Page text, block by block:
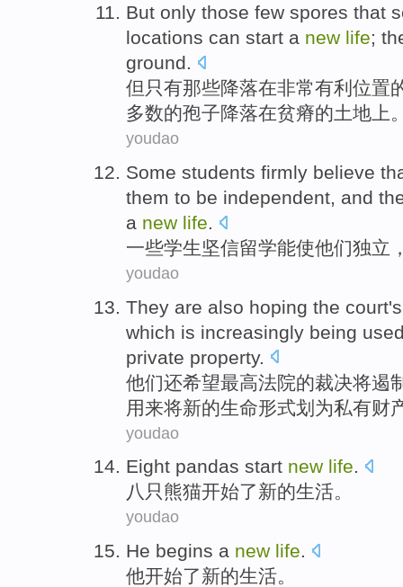
But only those few spores that
locations can start a new life;
ground.
但 只有那些降落在非常有利 位置
多数的孢子降落在贫瘠的土地上
youdao
Some students firmly believe
them to be independent, and
a new life.
一些学生坚信留学能使他们独立
youdao
They are also hoping the court's
which is increasingly being
private property.
他们还希望最高法院的裁决将遏
用来将新的生命形式划为私有财
youdao
Eight pandas start new life.
八 只熊猫开始了新的生活。
youdao
He begins a new life.
他开始了新的生活。